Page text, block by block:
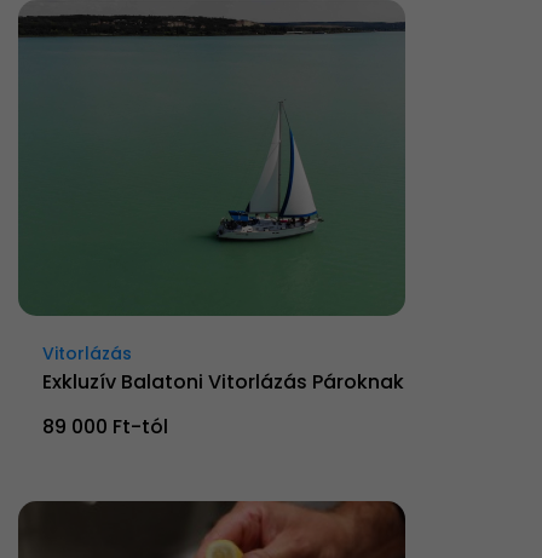
Vitorlázás
Exkluzív Balatoni Vitorlázás Pároknak
89 000 Ft-tól